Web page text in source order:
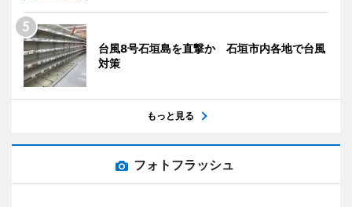
台風8号石垣島を直撃か 石垣市内各地で台風
対策
もっと見る
フォトフラッシュ